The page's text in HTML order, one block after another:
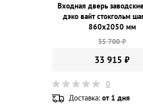
Входная дверь
дэко вайт стокгольм
860х2050 мм
35 700 ₽
33 915 ₽
0
Доставка: от 1 дня